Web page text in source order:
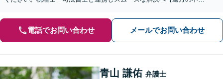
電話でお問い合わせ メールでお問い合わせ
青山 謙佑 弁護士